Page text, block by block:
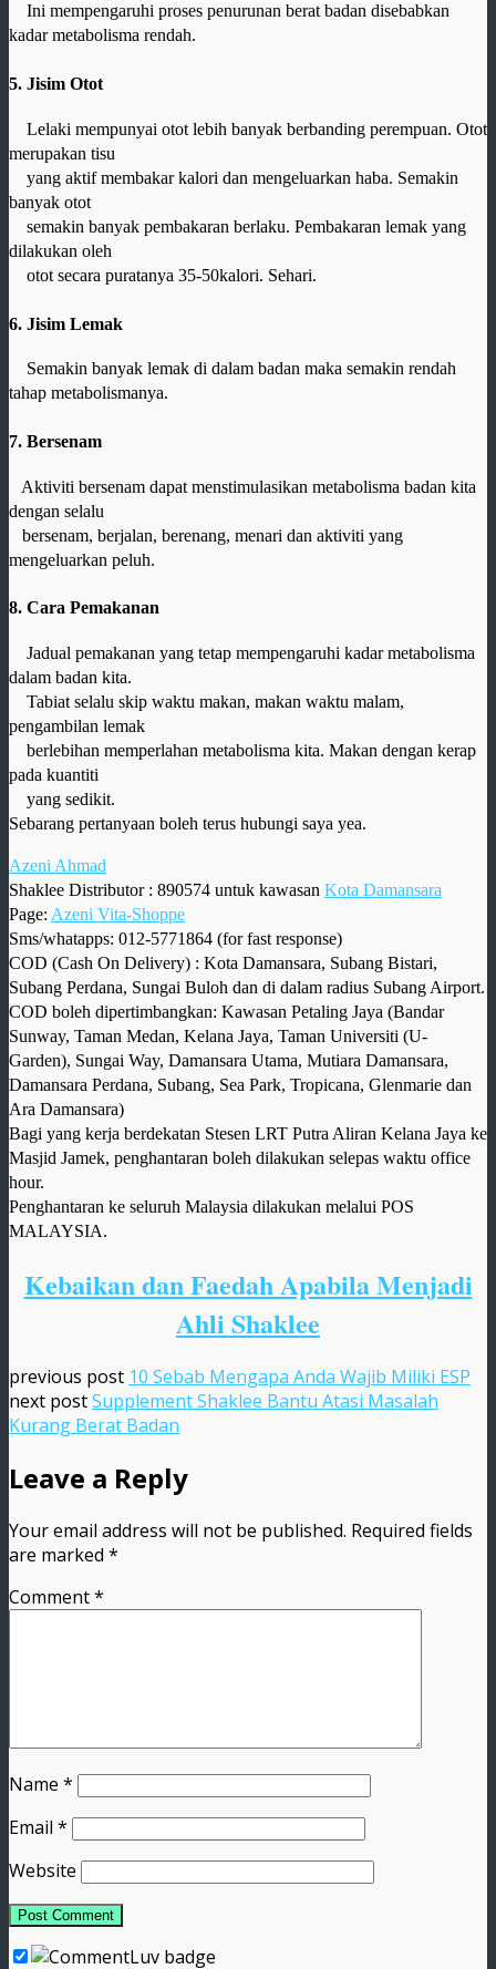
Ini mempengaruhi proses penurunan berat badan disebabkan
kadar metabolisma rendah.
5. Jisim Otot
Lelaki mempunyai otot lebih banyak berbanding perempuan. Otot
merupakan tisu
yang aktif membakar kalori dan mengeluarkan haba. Semakin
banyak otot
semakin banyak pembakaran berlaku. Pembakaran lemak yang
dilakukan oleh
otot secara puratanya 35-50kalori. Sehari.
6. Jisim Lemak
Semakin banyak lemak di dalam badan maka semakin rendah
tahap metabolismanya.
7. Bersenam
Aktiviti bersenam dapat menstimulasikan metabolisma badan kita
dengan selalu
bersenam, berjalan, berenang, menari dan aktiviti yang
mengeluarkan peluh.
8. Cara Pemakanan
Jadual pemakanan yang tetap mempengaruhi kadar metabolisma
dalam badan kita.
Tabiat selalu skip waktu makan, makan waktu malam,
pengambilan lemak
berlebihan memperlahan metabolisma kita. Makan dengan kerap
pada kuantiti
yang sedikit.
Sebarang pertanyaan boleh terus hubungi saya yea.
Azeni Ahmad
Shaklee Distributor : 890574 untuk kawasan Kota Damansara
Page: Azeni Vita-Shoppe
Sms/whatapps: 012-5771864 (for fast response)
COD (Cash On Delivery) : Kota Damansara, Subang Bistari,
Subang Perdana, Sungai Buloh dan di dalam radius Subang Airport.
COD boleh dipertimbangkan: Kawasan Petaling Jaya (Bandar
Sunway, Taman Medan, Kelana Jaya, Taman Universiti (U-
Garden), Sungai Way, Damansara Utama, Mutiara Damansara,
Damansara Perdana, Subang, Sea Park, Tropicana, Glenmarie dan
Ara Damansara)
Bagi yang kerja berdekatan Stesen LRT Putra Aliran Kelana Jaya ke
Masjid Jamek, penghantaran boleh dilakukan selepas waktu office
hour.
Penghantaran ke seluruh Malaysia dilakukan melalui POS
MALAYSIA.
Kebaikan dan Faedah Apabila Menjadi
Ahli Shaklee
previous post 10 Sebab Mengapa Anda Wajib Miliki ESP
next postSupplement Shaklee Bantu Atasi Masalah
Kurang Berat Badan
Leave a Reply
Your email address will not be published. Required fields
are marked *
Comment*
Name *
Email *
Website